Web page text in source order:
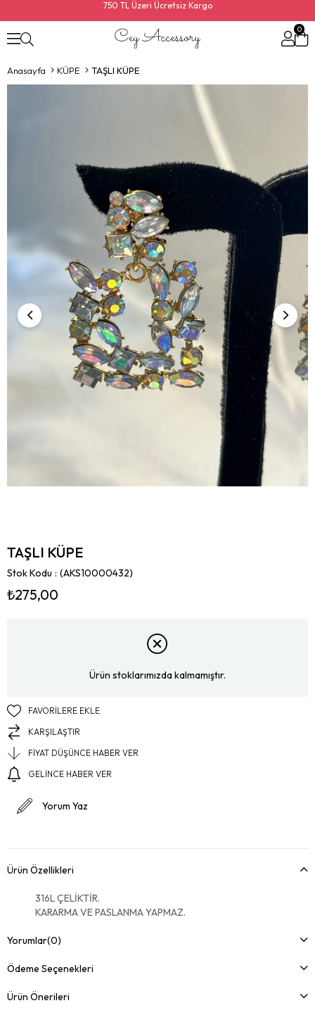
750 TL Üzeri Ücretsiz Kargo
0
Anasayfa KÜPE TAŞLI KÜPE
TAŞLI KÜPE
Stok Kodu (AKS10000432)
₺275,00
Ürün stoklarımızda kalmamıştır.
FAVORILERE EKLE
KARŞILAŞTIR
FIYAT DÜŞÜNCE HABER VER
GELINCE HABER VER
Yorum Yaz
Ürün Özellikleri
316L ÇELİKTİR.
KARARMA VE PASLANMA YAPMAZ.
Yorumlar(0)
Ödeme Seçenekleri
Ürün Önerileri